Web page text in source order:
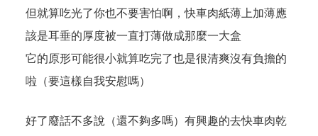
但就算吃光了你也不要害怕啊，快車肉紙薄上加薄應
該是耳垂的厚度被一直打薄做成那麼一大盒
它的原形可能很小就算吃完了也是很清爽沒有負擔的
啦（要這樣自我安慰嗎）
好了廢話不多說（還不夠多嗎）有興趣的去快車肉乾